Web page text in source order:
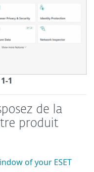
1
de la
produit
of your ESET